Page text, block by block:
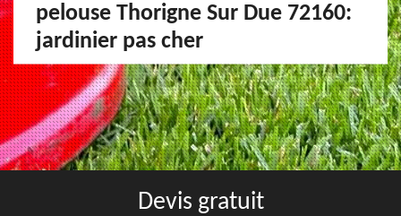
pelouse Thorigne Sur Due 72160:
jardinier pas cher
Devis gratuit